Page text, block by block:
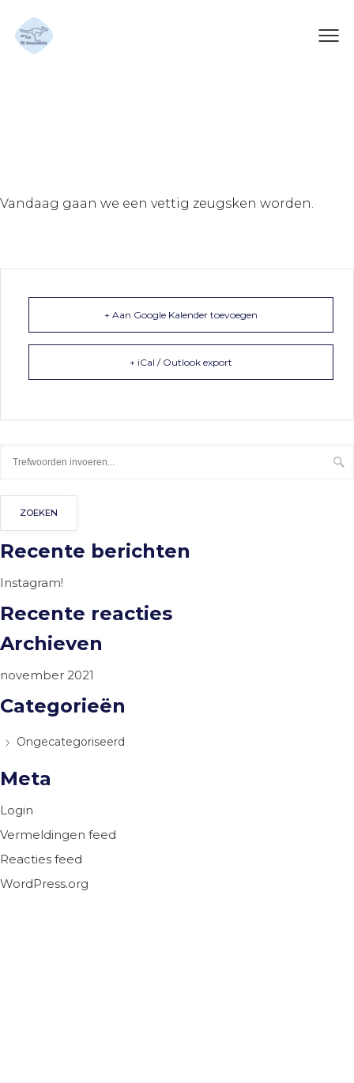
Vandaag gaan we een vettig zeugsken worden.
+ Aan Google Kalender toevoegen
+ iCal / Outlook export
Recente berichten
Instagram!
Recente reacties
Archieven
november 2021
Categorieën
Ongecategoriseerd
Meta
Login
Vermeldingen feed
Reacties feed
WordPress.org